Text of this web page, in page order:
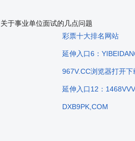
于事业单位面试的几点问题
彩票十大排名网站
延伸入口6：
967V.CC浏览器打开下
延伸入口12：
DXB9PK,COM